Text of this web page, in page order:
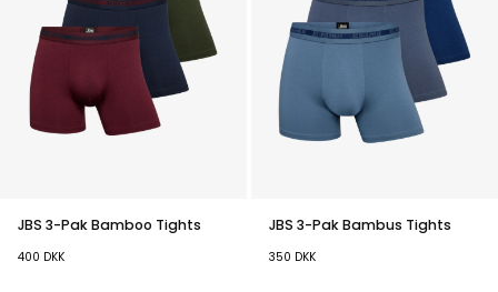
JBS 3-Pak Bamboo Tights
400 DKK
JBS 3-Pak Bambus Tights
350 DKK